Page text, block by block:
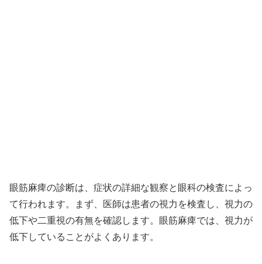
眼筋麻痺の診断は、症状の詳細な観察と眼科の検査によっ
て行われます。まず、医師は患者の視力を検査し、視力の
低下や二重視の有無を確認します。眼筋麻痺では、視力が
低下していることがよくあります。